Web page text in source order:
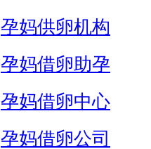
孕妈供卵机构
孕妈借卵助孕
孕妈借卵中心
孕妈借卵公司